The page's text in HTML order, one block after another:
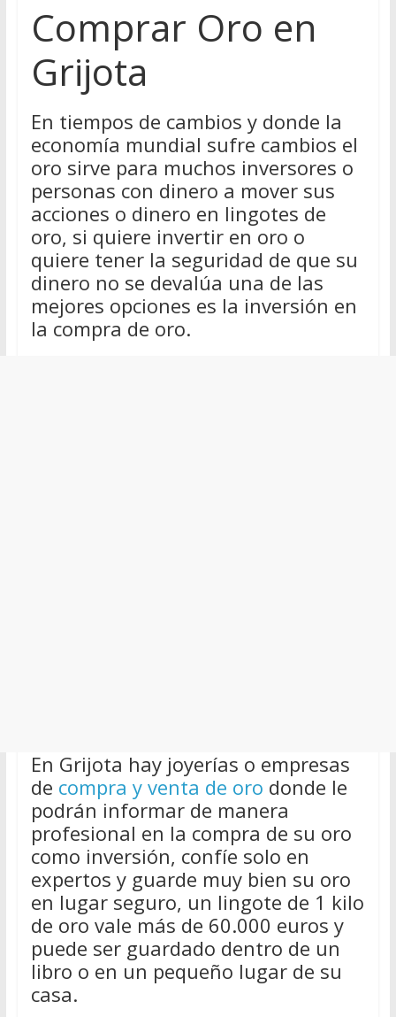
Comprar Oro en
Grijota
En tiempos de cambios y donde la
economía mundial sufre cambios el
oro sirve para muchos inversores o
personas con dinero a mover sus
acciones o dinero en lingotes de
oro, si quiere invertir en oro o
quiere tener la seguridad de que su
dinero no se devalúa una de las
mejores opciones es la inversión en
la compra de oro.
En Grijota hay joyerías o empresas
de compra y venta de oro donde le
podrán informar de manera
profesional en la compra de su oro
como inversión, confíe solo en
expertos y guarde muy bien su oro
en lugar seguro, un lingote de 1 kilo
de oro vale más de 60.000 euros y
puede ser guardado dentro de un
libro o en un pequeño lugar de su
casa.